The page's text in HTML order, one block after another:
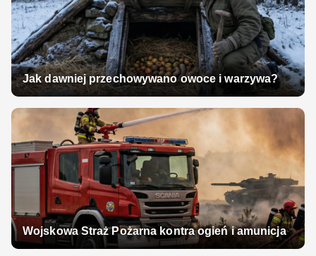
Jak dawniej przechowywano owoce i warzywa?
Wojskowa Straż Pożarna kontra ogień i amunicja